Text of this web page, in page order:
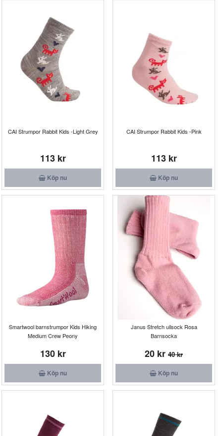
CAI Strumpor Rabbit Kids -Light Grey
113 kr
Köp nu
CAI Strumpor Rabbit Kids -Pink
113 kr
Köp nu
Smartwool barnstrumpor Kids Hiking
Medium Crew Peony
130 kr
Köp nu
Janus Stretch ullsock Rosa
Barnsocka
20 kr 40 kr
Köp nu